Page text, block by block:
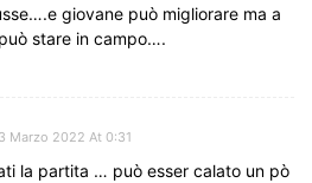
giovane può migliorare ma a
stare in campo….
Marzo 2022 At 0:31
la partita … può esser calato un pò